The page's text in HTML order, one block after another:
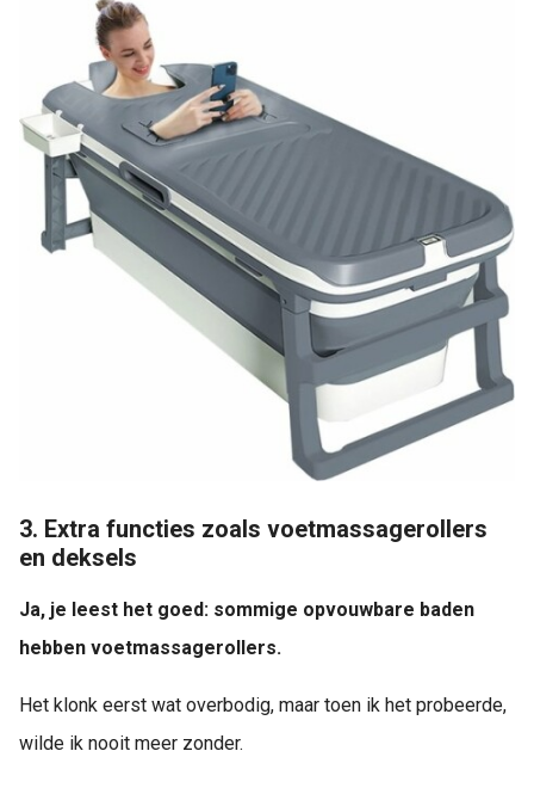
3. Extra functies zoals voetmassagerollers
en deksels
Ja, je leest het goed: sommige opvouwbare baden
hebben voetmassagerollers.
Het klonk eerst wat overbodig, maar toen ik het probeerde,
wilde ik nooit meer zonder.